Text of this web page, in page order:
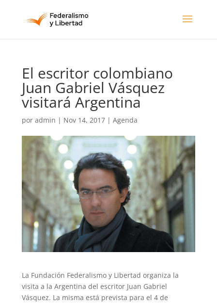
El escritor colombiano
Juan Gabriel Vásquez
visitará Argentina
por admin | Nov 14, 2017| Agenda
La Fundación Federalismo y Libertad organiza la
visita a la Argentina del escritor Juan Gabriel
Vásquez. La misma está prevista para el 4 de